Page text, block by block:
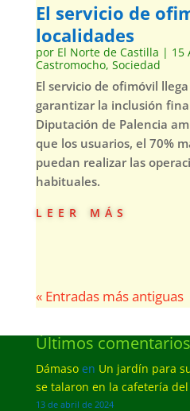
El servicio de
localidades
por El Norte de Castilla | 15
Castromocho, Sociedad
El servicio de ofimóvil
garantizar la inclusión
Diputación de Palencia
que los usuarios, el 70%
puedan realizar las
habituales.
leer más
« Entradas más antiguas
Últimos comentarios
Dámasoen Un jardín para
se talaron en la cafetería del
13 de abril de 2024